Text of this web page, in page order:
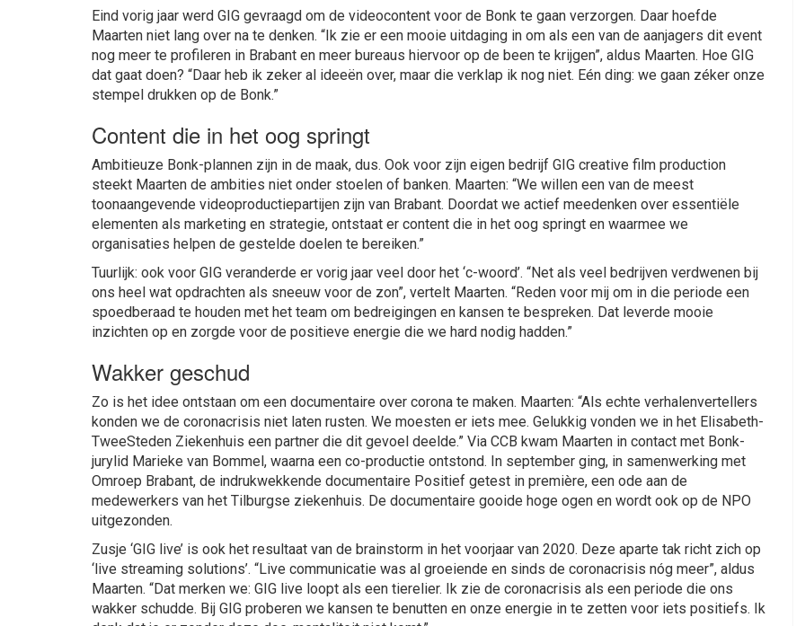
Eind vorig jaar werd GIG gevraagd om de videocontent voor de Bonk te gaan verzorgen. Daar hoefde
Maarten niet lang over na te denken. “Ik zie er een mooie uitdaging in om als een van de aanjagers dit event
nog meer te profileren in Brabant en meer bureaus hiervoor op de been te krijgen”, aldus Maarten. Hoe GIG
dat gaat doen? “Daar heb ik zeker al ideeën over, maar die verklap ik nog niet. Eén ding: we gaan zéker onze
stempel drukken op de Bonk.”
Content die in het oog springt
Ambitieuze Bonk-plannen zijn in de maak, dus. Ook voor zijn eigen bedrijf GIG creative film production
steekt Maarten de ambities niet onder stoelen of banken. Maarten: “We willen een van de meest
toonaangevende videoproductiepartijen zijn van Brabant. Doordat we actief meedenken over essentiële
elementen als marketing en strategie, ontstaat er content die in het oog springt en waarmee we
organisaties helpen de gestelde doelen te bereiken.”
Tuurlijk: ook voor GIG veranderde er vorig jaar veel door het ‘c-woord’. “Net als veel bedrijven verdwenen bij
ons heel wat opdrachten als sneeuw voor de zon”, vertelt Maarten. “Reden voor mij om in die periode een
spoedberaad te houden met het team om bedreigingen en kansen te bespreken. Dat leverde mooie
inzichten op en zorgde voor de positieve energie die we hard nodig hadden.”
Wakker geschud
Zo is het idee ontstaan om een documentaire over corona te maken. Maarten: “Als echte verhalenvertellers
konden we de coronacrisis niet laten rusten. We moesten er iets mee. Gelukkig vonden we in het Elisabeth-
TweeSteden Ziekenhuis een partner die dit gevoel deelde.” Via CCB kwam Maarten in contact met Bonk-
jurylid Marieke van Bommel, waarna een co-productie ontstond. In september ging, in samenwerking met
Omroep Brabant, de indrukwekkende documentaire Positief getest in première, een ode aan de
medewerkers van het Tilburgse ziekenhuis. De documentaire gooide hoge ogen en wordt ook op de NPO
uitgezonden.
Zusje ‘GIG live’ is ook het resultaat van de brainstorm in het voorjaar van 2020. Deze aparte tak richt zich op
‘live streaming solutions’. “Live communicatie was al groeiende en sinds de coronacrisis nóg meer”, aldus
Maarten. “Dat merken we: GIG live loopt als een tierelier. Ik zie de coronacrisis als een periode die ons
wakker schudde. Bij GIG proberen we kansen te benutten en onze energie in te zetten voor iets positiefs. Ik